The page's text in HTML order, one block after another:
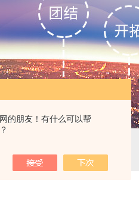
的朋友！有什么可以帮